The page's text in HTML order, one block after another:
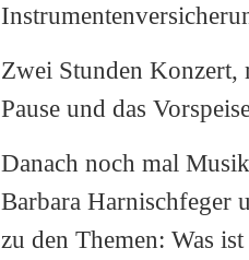
Zwei Stunden Konzert,
Pause und das
Danach noch mal
Barbara Harnischfeger
zu den Themen: Was